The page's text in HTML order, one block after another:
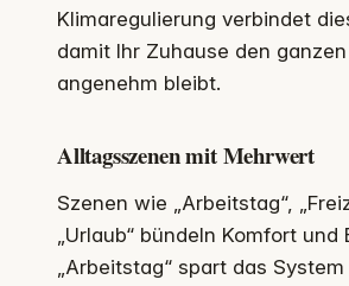
Klimaregulierung verbindet
damit Ihr Zuhause den
angenehm bleibt.
Alltagsszenen mit Mehrwert
Szenen wie „Arbeitstag“,
„Urlaub“ bündeln Komfort und
„Arbeitstag“ spart das